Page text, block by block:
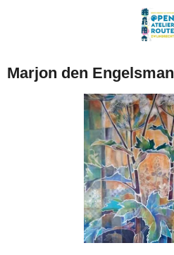
de
hoofdinhoud
Marjon den Engelsman